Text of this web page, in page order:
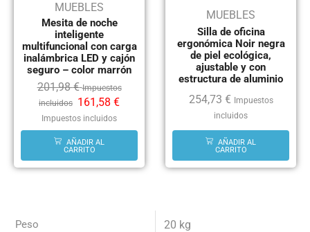
MUEBLES
Mesita de noche
inteligente
multifuncional con carga
inalámbrica LED y cajón
seguro – color marrón
201,98€ Impuestos
incluidos 161,58 €
Impuestos incluidos
AÑADIR AL
CARRITO
MUEBLES
Silla de oficina
ergonómica Noir negra
de piel ecológica,
ajustable y con
estructura de aluminio
254,73 € Impuestos
incluidos
AÑADIR AL
CARRITO
Peso 20 kg